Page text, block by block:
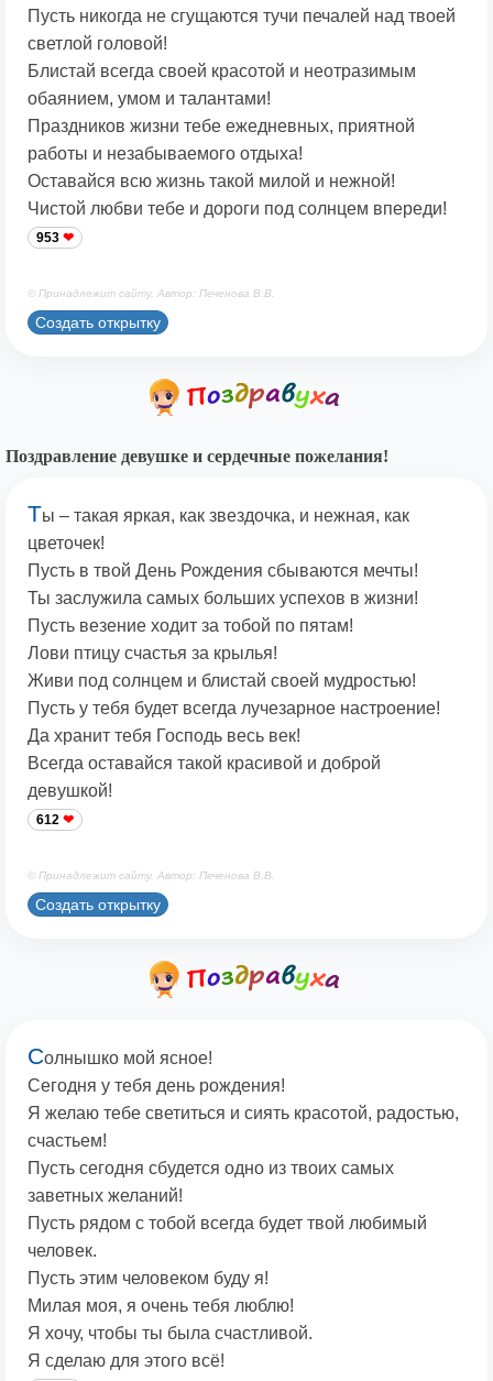
Пусть никогда не сгущаются тучи печалей над твоей
светлой головой!
Блистай всегда своей красотой и неотразимым
обаянием, умом и талантами!
Праздников жизни тебе ежедневных, приятной
работы и незабываемого отдыха!
Оставайся всю жизнь такой милой и нежной!
Чистой любви тебе и дороги под солнцем впереди!
953
© Принадлежит сайту. Автор: Печенова В.В.
Создать открытку
Поздравление девушке и сердечные пожелания!
Ты – такая яркая, как звездочка, и нежная, как
цветочек!
Пусть в твой День Рождения сбываются мечты!
Ты заслужила самых больших успехов в жизни!
Пусть везение ходит за тобой по пятам!
Лови птицу счастья за крылья!
Живи под солнцем и блистай своей мудростью!
Пусть у тебя будет всегда лучезарное настроение!
Да хранит тебя Господь весь век!
Всегда оставайся такой красивой и доброй
девушкой!
612
© Принадлежит сайту. Автор: Печенова В.В.
Создать открытку
Солнышко мой ясное!
Сегодня у тебя день рождения!
Я желаю тебе светиться и сиять красотой, радостью,
счастьем!
Пусть сегодня сбудется одно из твоих самых
заветных желаний!
Пусть рядом с тобой всегда будет твой любимый
человек.
Пусть этим человеком буду я!
Милая моя, я очень тебя люблю!
Я хочу, чтобы ты была счастливой.
Я сделаю для этого всё!